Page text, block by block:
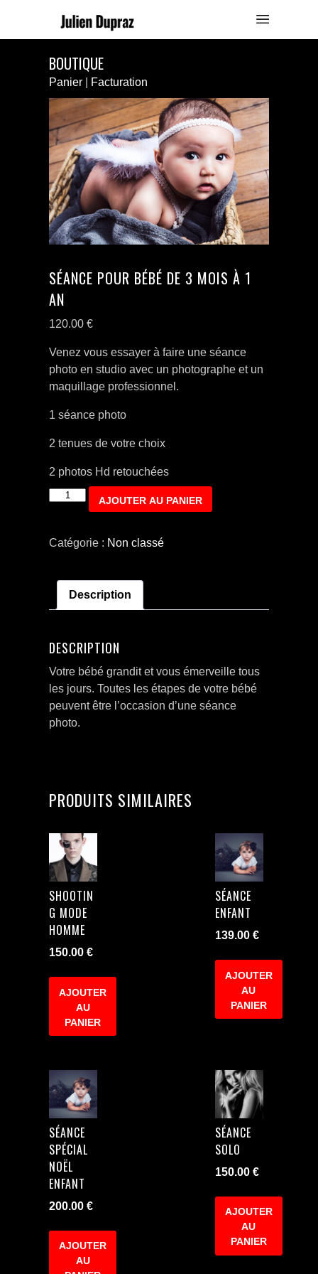
BOUTIQUE
Panier Facturation
SÉANCE POUR BÉBÉ DE 3 MOIS À 1
AN
120.00 €
Venez vous essayer à faire une séance
photo en studio avec un photographe et un
maquillage professionnel.
1 séance photo
2 tenues de votre choix
2 photos Hd retouchées
quantité
pour
de
mois
1
an
AJOUTER AU PANIER
Catégorie : Non classé
Description
DESCRIPTION
Votre bébé grandit et vous émerveille tous
les jours. Toutes les étapes de votre bébé
peuvent être l’occasion d’une séance
photo.
PRODUITS SIMILAIRES
SHOOTIN
G MODE
HOMME
150.00 €
AJOUTER
AU
PANIER
SÉANCE
ENFANT
139.00 €
AJOUTER
AU
PANIER
SÉANCE
SPÉCIAL
NOËL
ENFANT
200.00 €
AJOUTER
AU
SÉANCE
SOLO
150.00 €
AJOUTER
AU
PANIER